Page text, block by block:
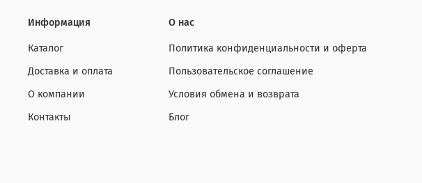
Информация
Каталог
Доставка и оплата
О компании
Контакты
О нас
Политика конфиденциальности и оферта
Пользовательское соглашение
Условия обмена и возврата
Блог